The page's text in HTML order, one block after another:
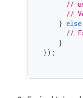
//
//
} else
//
}
});